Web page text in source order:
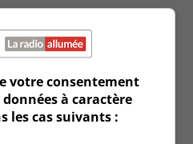
célèbre la Fête
votre consentement
à caractère
les cas suivants :